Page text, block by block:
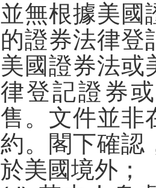
並無根據美國
的證券法律登
美國證券法或
律登記證券
售。文件並非
約。閣下確認
於美國境外；